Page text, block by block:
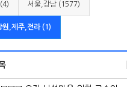
서울,강남 (1577)
원,제주,전라 (1)